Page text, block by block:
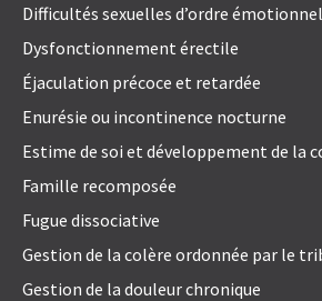
Difficultés sexuelles d’ordre émotionnel
Dysfonctionnement érectile
Éjaculation précoce et retardée
Enurésie ou incontinence nocturne
Estime de soi et développement de la
Famille recomposée
Fugue dissociative
Gestion de la colère ordonnée par le
Gestion de la douleur chronique